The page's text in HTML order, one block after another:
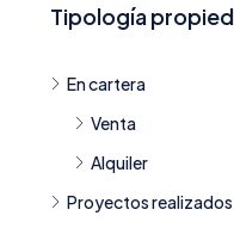
Tipología
En cartera
Venta
Alquiler
Proyectos realizados